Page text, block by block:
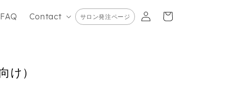
FAQ Contact サロン発注ページ
グ
イ
ー
け）